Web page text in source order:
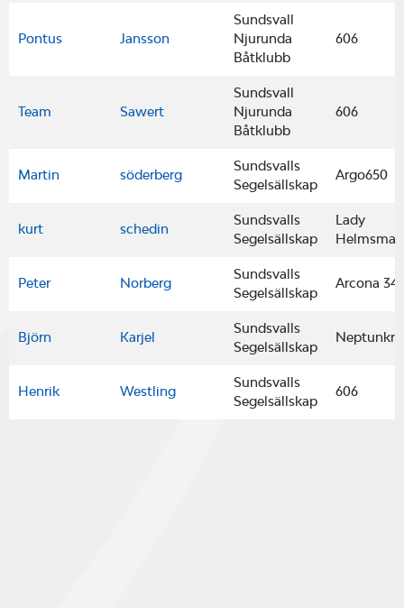
Pontus Jansson
Sundsvall
Njurunda
Båtklubb
606
Team Sawert
Sundsvall
Njurunda
Båtklubb
606
Martin söderberg
Sundsvalls
Segelsällskap
Argo650
kurt schedin
Sundsvalls
Segelsällskap
Lady
Helmsman
Peter Norberg
Sundsvalls
Segelsällskap
Arcona
Björn Karjel
Sundsvalls
Segelsällskap
Henrik Westling
Sundsvalls
Segelsällskap
606